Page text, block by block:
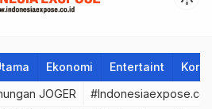
Ekonomi Entertaint
JOGER